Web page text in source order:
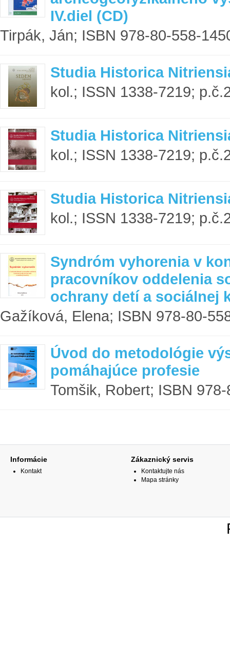
IV.diel (CD)
Tirpák, Ján; ISBN 978-80-558-
Studia Historica
kol.; ISSN 1338-7219;
Studia Historica
kol.; ISSN 1338-7219;
Studia Historica
kol.; ISSN 1338-7219;
Syndróm vyhorenia v
pracovníkov oddelenia
ochrany detí a sociálnej
Gažíková, Elena; ISBN 978-80-
Úvod do metodológie
pomáhajúce profesie
Tomšik, Robert; ISBN
Informácie
Kontakt
Zákaznický servis
Kontaktujte nás
Mapa stránky